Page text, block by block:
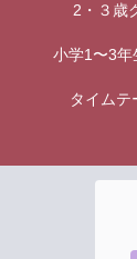
2・３歳
小学1〜3年
タイムテ